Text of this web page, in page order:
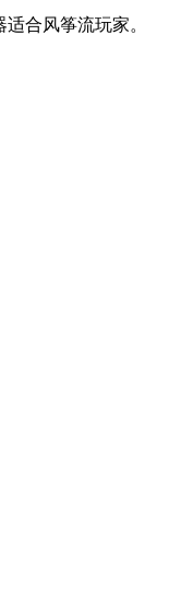
合风筝流玩家。